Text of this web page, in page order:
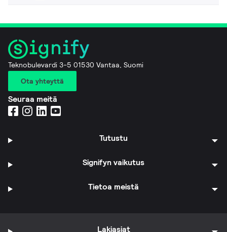
Teknobulevardi 3-5 01530 Vantaa, Suomi
Ota yhteyttä
Seuraa meitä
Tutustu
Signifyn vaikutus
Tietoa meistä
Lakiasiat